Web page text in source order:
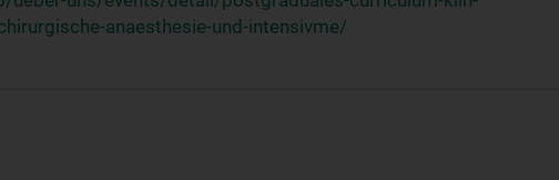
anaesthesie-und-intensivme/